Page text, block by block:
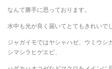
なんて勝手に思っております。
水中も光が良く届いてとてもきれいで
ジャガイモではヤシャハゼ、ウミウシ
シマシラヒゲエビ、